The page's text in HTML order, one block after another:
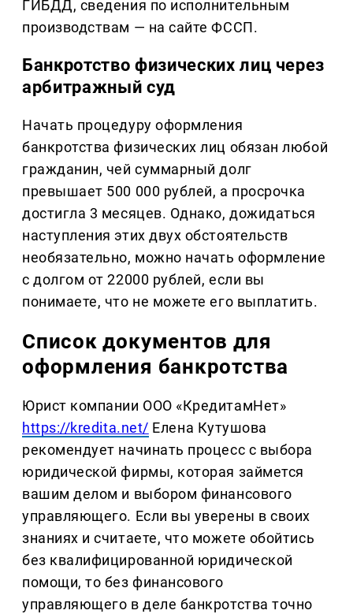
ГИБДД, сведения по исполнительным
производствам — на сайте ФССП.
Банкротство физических лиц через
арбитражный суд
Начать процедуру оформления
банкротства физических лиц обязан любой
гражданин, чей суммарный долг
превышает 500 000 рублей, а просрочка
достигла 3 месяцев. Однако, дожидаться
наступления этих двух обстоятельств
необязательно, можно начать оформление
с долгом от 22000 рублей, если вы
понимаете, что не можете его выплатить.
Список документов для
оформления банкротства
Юрист компании ООО «КредитамНет»
https://kredita.net/ Елена Кутушова
рекомендует начинать процесс с выбора
юридической фирмы, которая займется
вашим делом и выбором финансового
управляющего. Если вы уверены в своих
знаниях и считаете, что можете обойтись
без квалифицированной юридической
помощи, то без финансового
управляющего в деле банкротства точно